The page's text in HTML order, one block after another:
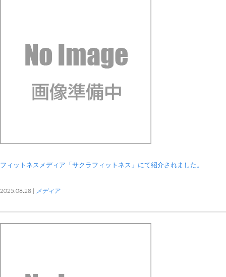
フィットネスメディア「サクラフィットネス」にて紹介されました。
2025.08.28 | メディア